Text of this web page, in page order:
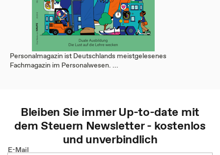
Personalmagazin ist Deutschlands meistgelesenes
Fachmagazin im Personalwesen. ...
Bleiben Sie immer Up-to-date mit
demSteuern Newsletter - kostenlos
und unverbindlich
E-Mail